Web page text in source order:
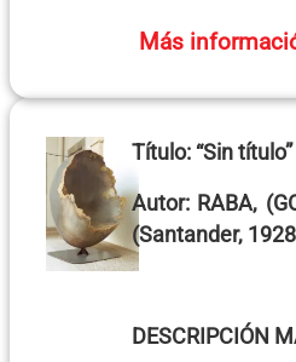
Más
Título: “Sin título”
Autor: RABA,
(Santander,
DESCRIPCIÓN